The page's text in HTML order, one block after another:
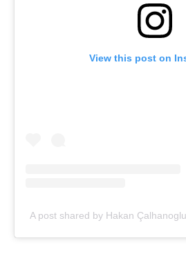
View this post on
A post shared by Hakan